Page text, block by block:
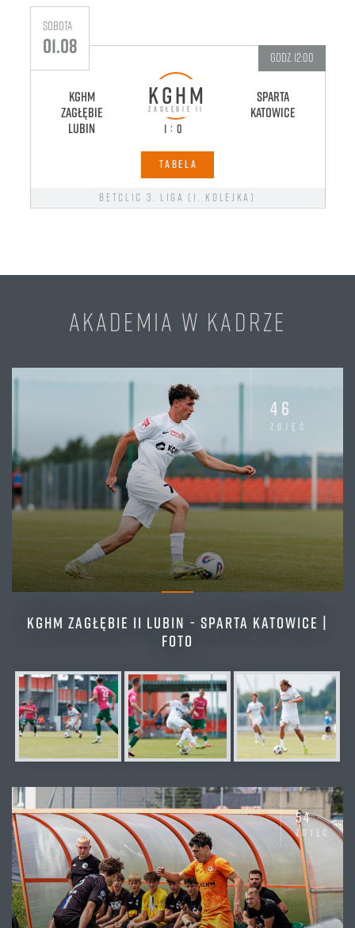
niedziela
godz. 12:00
Zagłębie
II Częstochowa
TABELA
Betclic 3. liga (2. kolejka)
sobota
01.08 godz. 12:00
KGHM
Zagłębie
Lubin
KGHM
ZAGŁĘBIE II
1 : 0
Sparta
Katowice
TABELA
Betclic 3. liga (1. kolejka)
AKADEMIA W KADRZE
46
zdjęć
KGHM ZAGŁĘBIE II LUBIN - SPARTA KATOWICE |
FOTO
54
zdjęć